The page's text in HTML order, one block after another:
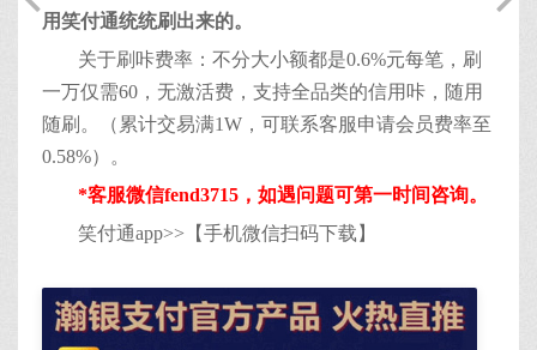
用笑付通统统刷出来的。
关于刷咔费率：不分大小额都是0.6%元每笔，刷
一万仅需60，无激活费，支持全品类的信用咔，随用
随刷。（累计交易满1W，可联系客服申请会员费率至
0.58%）。
*客服微信fend3715，如遇问题可第一时间咨询。
笑付通app>>【手机微信扫码下载】